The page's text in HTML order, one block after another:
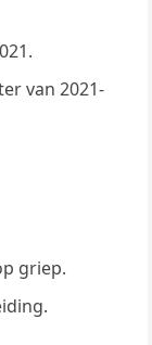
van 2021-
griep.